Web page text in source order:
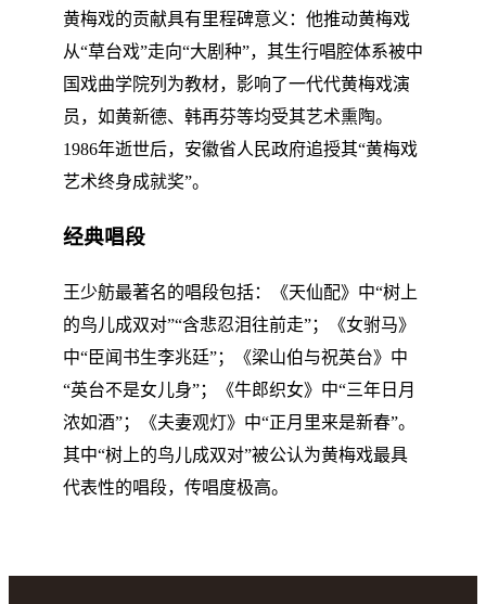
黄梅戏的贡献具有里程碑意义：他推动黄梅戏
从“草台戏”走向“大剧种”，其生行唱腔体系被中
国戏曲学院列为教材，影响了一代代黄梅戏演
员，如黄新德、韩再芬等均受其艺术熏陶。
1986年逝世后，安徽省人民政府追授其“黄梅戏
艺术终身成就奖”。
经典唱段
王少舫最著名的唱段包括：《天仙配》中“树上
的鸟儿成双对”“含悲忍泪往前走”；《女驸马》
中“臣闻书生李兆廷”；《梁山伯与祝英台》中
“英台不是女儿身”；《牛郎织女》中“三年日月
浓如酒”；《夫妻观灯》中“正月里来是新春”。
其中“树上的鸟儿成双对”被公认为黄梅戏最具
代表性的唱段，传唱度极高。